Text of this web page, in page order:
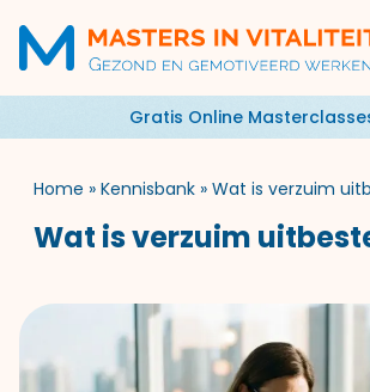
Gratis Online
Home » Kennisbank » Wat is verzuim
Wat is verzuim